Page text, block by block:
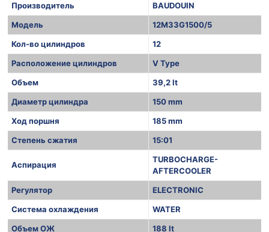
Производитель
BAUDOUIN
Модель
12M33G1500/5
Кол-во цилиндров
12
Расположение цилиндров
V Type
Объем
39,2 lt
Диаметр цилиндра
150 mm
Ход поршня
185 mm
Степень сжатия
15:01
Аспирация
TURBOCHARGE-
AFTERCOOLER
Регулятор
ELECTRONIC
Система охлаждения
WATER
Объем ОЖ
188 lt